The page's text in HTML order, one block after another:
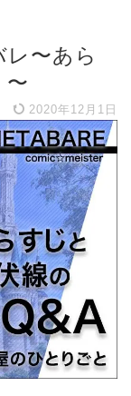
〜あら
〜
2020年12月1日